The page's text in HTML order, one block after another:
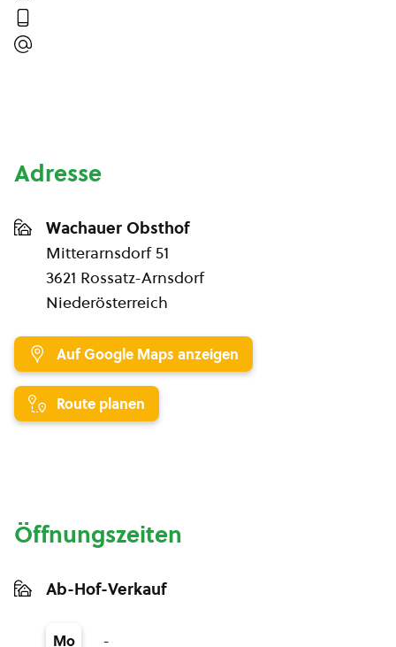
Adresse
Wachauer Obsthof
Mitterarnsdorf 51
3621 Rossatz-Arnsdorf
Niederösterreich
Auf Google Maps anzeigen
Route planen
Öffnungszeiten
Ab-Hof-Verkauf
Mo -